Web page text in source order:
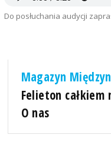
Do posłuchania audycji
Magazyn
Felieton całkiem
O nas